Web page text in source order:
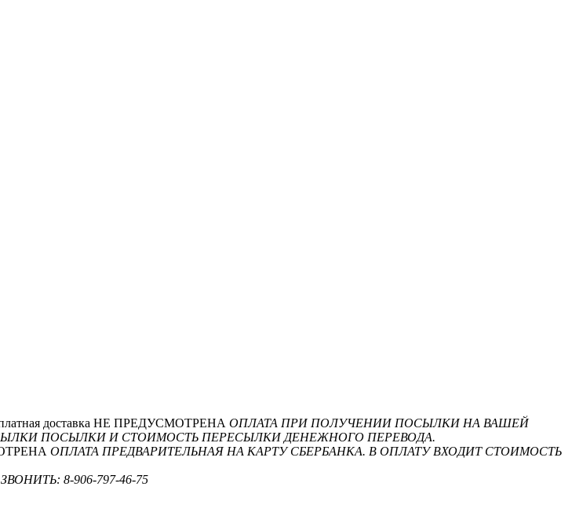
доставка НЕ ПРЕДУСМОТРЕНА ОПЛАТА ПРИ ПОЛУЧЕНИИ ПОСЫЛКИ НА ВАШЕЙ
ПОСЫЛКИ И СТОИМОСТЬ ПЕРЕСЫЛКИ ДЕНЕЖНОГО ПЕРЕВОДА.
ОПЛАТА ПРЕДВАРИТЕЛЬНАЯ НА КАРТУ СБЕРБАНКА. В ОПЛАТУ ВХОДИТ СТОИМОСТЬ
8-906-797-46-75